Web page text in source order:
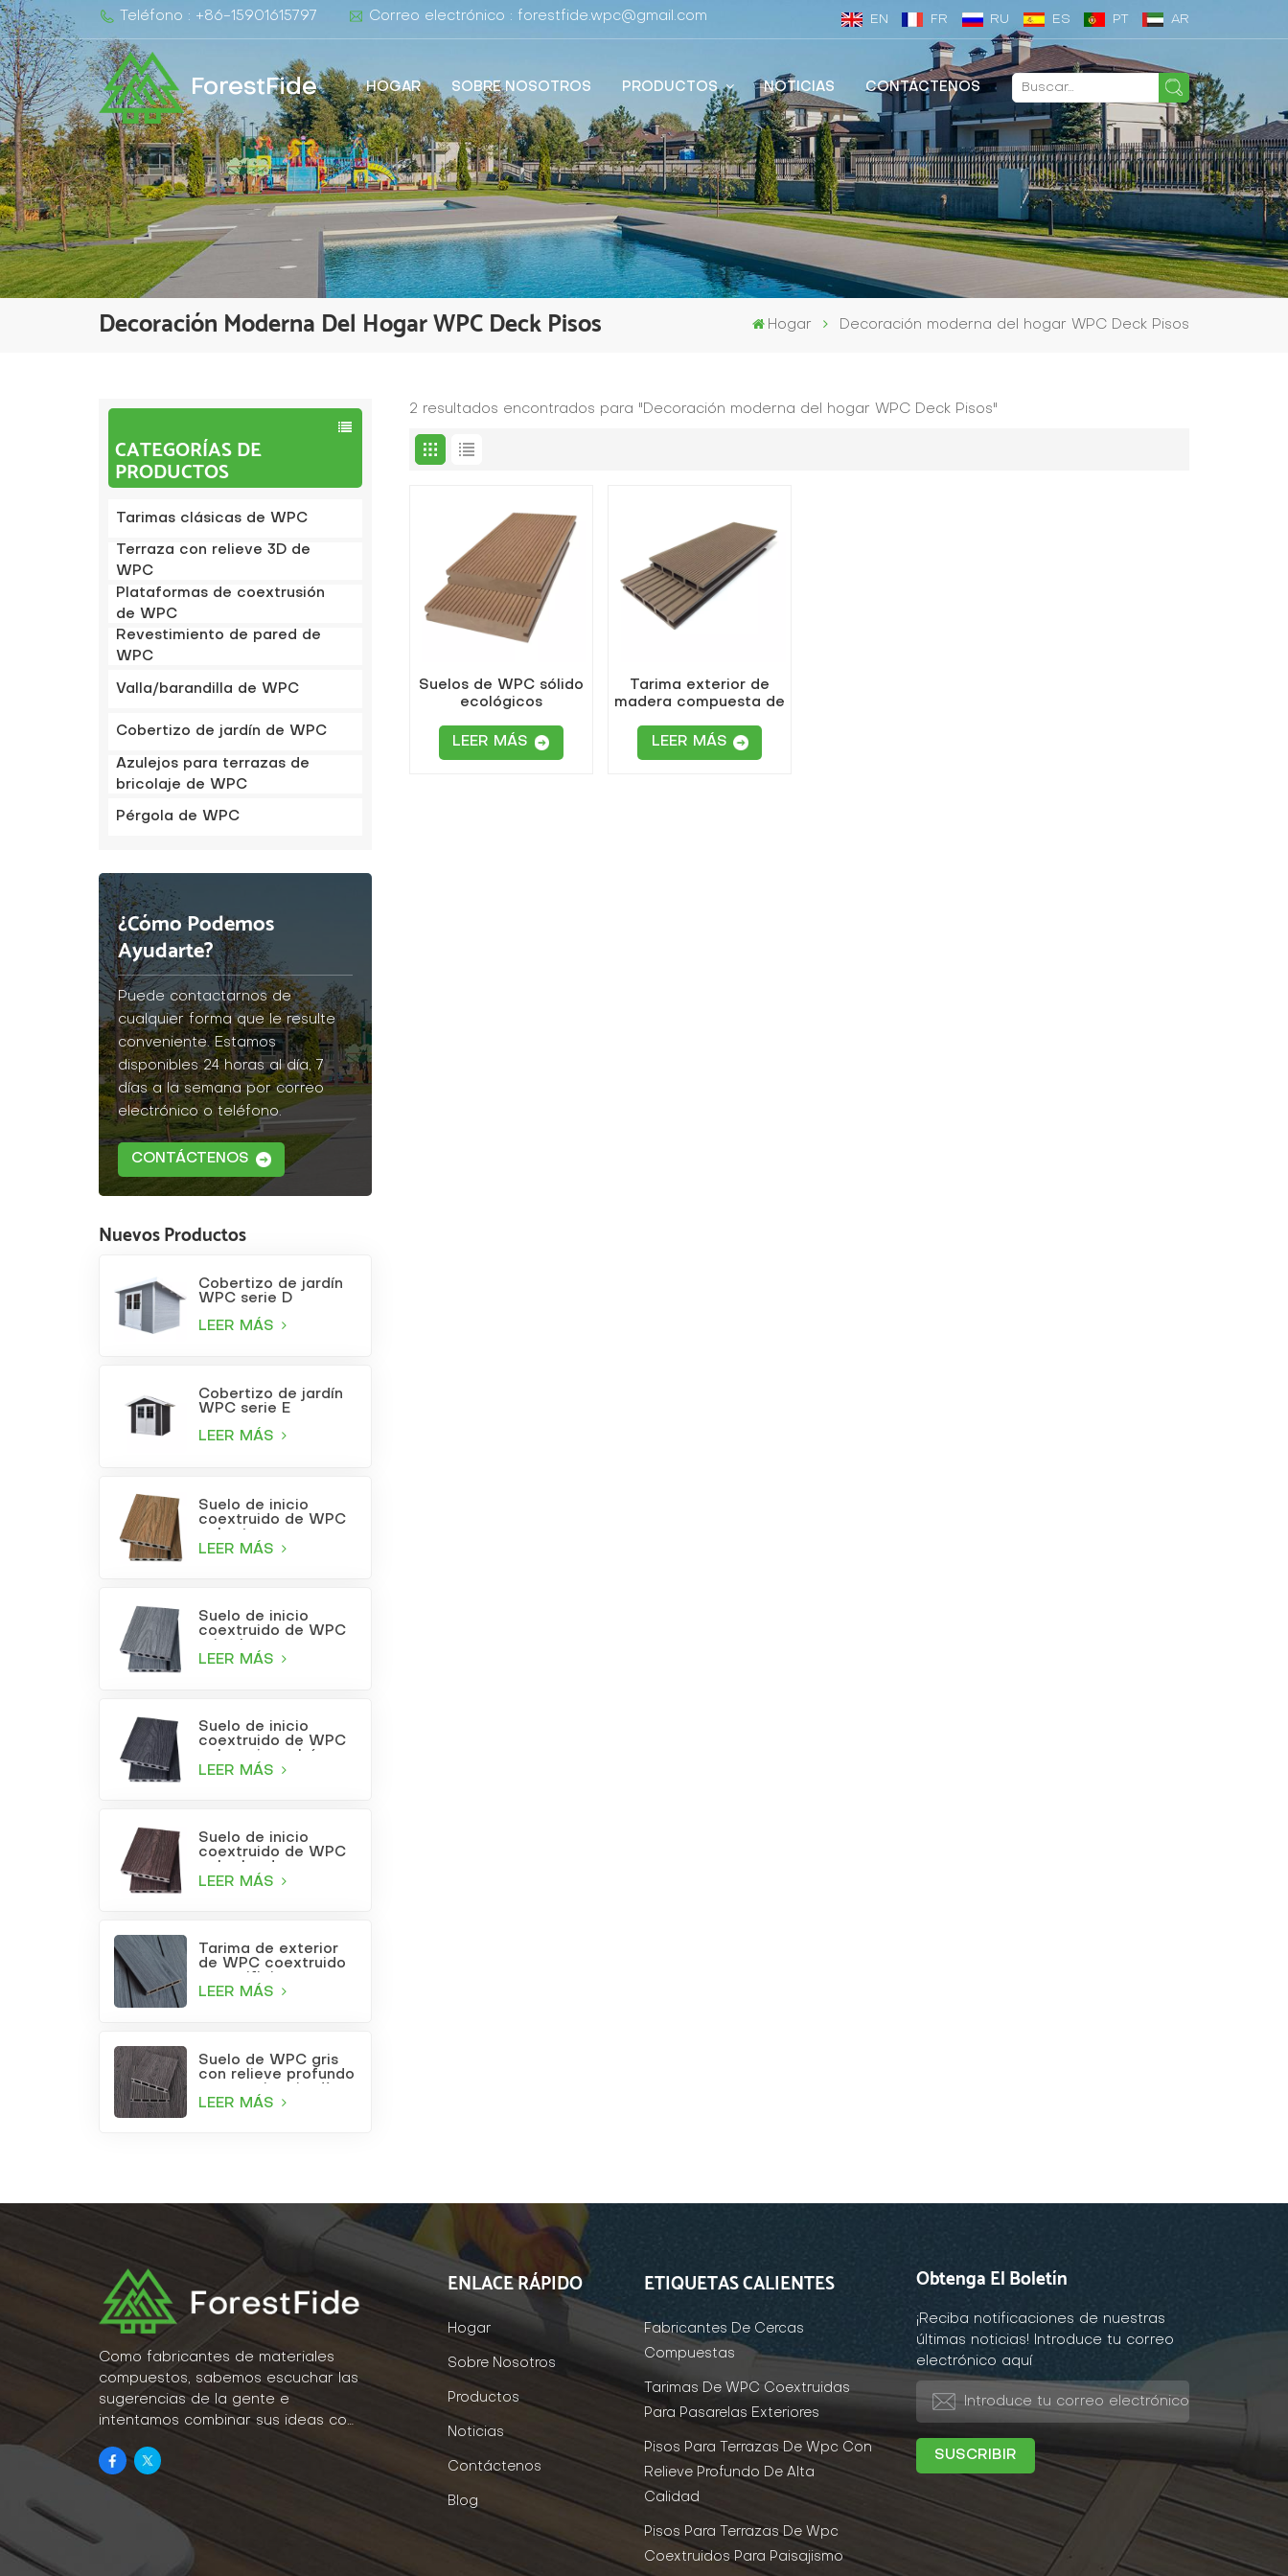
Teléfono : +86-15901615797 Correo electrónico : forestfide.wpc@gmail.com EN FR RU ES PT AR
ForestFide HOGAR SOBRE NOSOTROS PRODUCTOS NOTICIAS CONTÁCTENOS
Decoración Moderna Del Hogar WPC Deck Pisos Hogar Decoración moderna del hogar WPC Deck Pisos
CATEGORÍAS DE
PRODUCTOS
Tarimas clásicas de WPC
Terraza con relieve 3D de
WPC
Plataformas de coextrusión
de WPC
Revestimiento de pared de
WPC
Valla/barandilla de WPC
Cobertizo de jardín de WPC
Azulejos para terrazas de
bricolaje de WPC
Pérgola de WPC
¿Cómo Podemos
Ayudarte?
Puede contactarnos de
cualquier forma que le resulte
conveniente. Estamos
disponibles 24 horas al día, 7
días a la semana por correo
electrónico o teléfono.
CONTÁCTENOS
Nuevos Productos
Cobertizo de jardín
WPC serie D
LEER MÁS
Cobertizo de jardín
WPC serie E
LEER MÁS
Suelo de inicio
coextruido de WPC
LEER MÁS
Suelo de inicio
coextruido de WPC
LEER MÁS
Suelo de inicio
coextruido de WPC
LEER MÁS
Suelo de inicio
coextruido de WPC
LEER MÁS
Tarima de exterior
de WPC coextruido
cuadrados, color gris
LEER MÁS
Suelo de WPC gris
con relieve profundo
LEER MÁS
2 resultados encontrados para "Decoración moderna del hogar WPC Deck Pisos"
Suelos de WPC sólido
ecológicos
LEER MÁS
Tarima exterior de
madera compuesta de
las termitas y
LEER MÁS
Como fabricantes de materiales
compuestos, sabemos escuchar las
sugerencias de la gente e
intentamos combinar sus ideas con
la realidad como parte de nuestro
estilo de vida.
ENLACE RÁPIDO
Hogar
Sobre Nosotros
Productos
Noticias
Contáctenos
Blog
ETIQUETAS CALIENTES
Fabricantes De Cercas
Compuestas
Tarimas De WPC Coextruidas
Para Pasarelas Exteriores
Pisos Para Terrazas De Wpc Con
Relieve Profundo De Alta
Calidad
Pisos Para Terrazas De Wpc
Coextruidos Para Paisajismo
Obtenga El Boletín
¡Reciba notificaciones de nuestras
últimas noticias! Introduce tu correo
electrónico aquí